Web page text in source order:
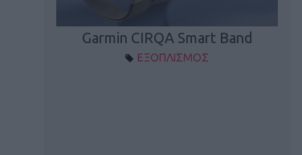
Garmin CIRQA Smart Band
ΕΞΟΠΛΙΣΜΟΣ